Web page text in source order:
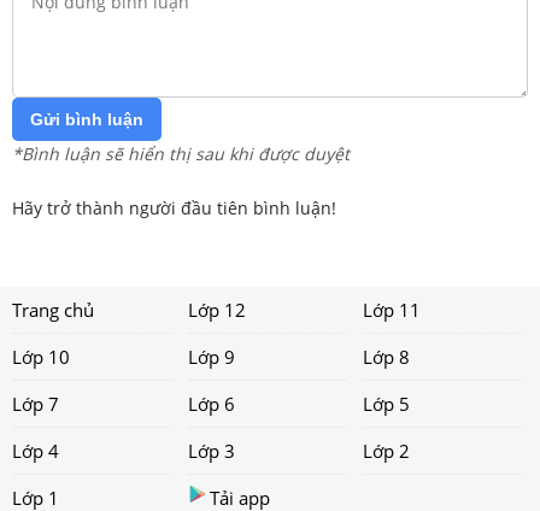
Gửi bình luận
*Bình luận sẽ hiển thị sau khi được duyệt
Hãy trở thành người đầu tiên bình luận!
Trang chủ Lớp 12
Lớp 11
Lớp 10
Lớp 9
Lớp 8
Lớp 7
Lớp 6
Lớp 5
Lớp 4
Lớp 3
Lớp 2
Lớp 1
Tải app